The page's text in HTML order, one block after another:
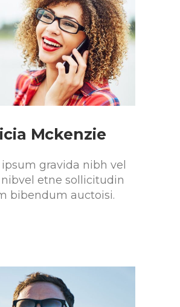
Mckenzie
gravida nibh vel
etne sollicitudin
bibendum auctoisi.